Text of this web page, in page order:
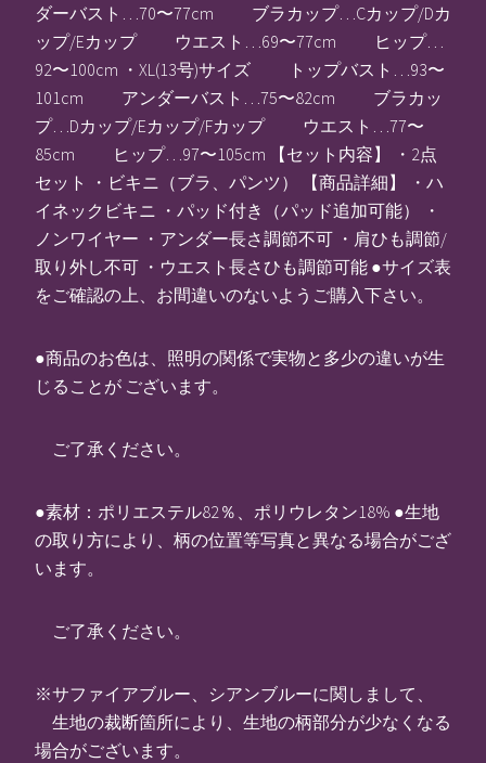
ダーバスト…70〜77cm ブラカップ…Cカップ/Dカ
ップ/Eカップ ウエスト…69〜77cm ヒップ…
92〜100cm ・XL(13号)サイズ トップバスト…93〜
101cm アンダーバスト…75〜82cm ブラカッ
プ…Dカップ/Eカップ/Fカップ ウエスト…77〜
85cm ヒップ…97〜105cm 【セット内容】 ・2点
セット ・ビキニ（ブラ、パンツ） 【商品詳細】 ・ハ
イネックビキニ ・パッド付き（パッド追加可能） ・
ノンワイヤー ・アンダー長さ調節不可 ・肩ひも調節/
取り外し不可 ・ウエスト長さひも調節可能 ●サイズ表
をご確認の上、お間違いのないようご購入下さい。
●商品のお色は、照明の関係で実物と多少の違いが生
じることが ございます。
ご了承ください。
●素材：ポリエステル82％、ポリウレタン18% ●生地
の取り方により、柄の位置等写真と異なる場合がござ
います。
ご了承ください。
※サファイアブルー、シアンブルーに関しまして、
生地の裁断箇所により、生地の柄部分が少なくなる
場合がございます。